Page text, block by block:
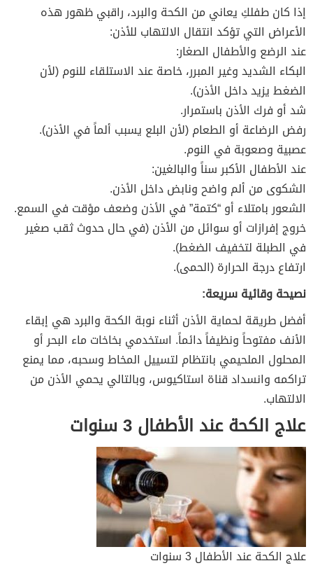
إذا كان طفلكِ يعاني من الكحة والبرد، راقبي ظهور هذه
الأعراض التي تؤكد انتقال الالتهاب للأذن:
عند الرضع والأطفال الصغار:
البكاء الشديد وغير المبرر، خاصة عند الاستلقاء للنوم (لأن
الضغط يزيد داخل الأذن).
شد أو فرك الأذن باستمرار.
رفض الرضاعة أو الطعام (لأن البلع يسبب ألماً في الأذن).
عصبية وصعوبة في النوم.
عند الأطفال الأكبر سناً والبالغين:
الشكوى من ألم واضح ونابض داخل الأذن.
الشعور بامتلاء أو “كتمة” في الأذن وضعف مؤقت في السمع.
خروج إفرازات أو سوائل من الأذن (في حال حدوث ثقب صغير
في الطبلة لتخفيف الضغط).
ارتفاع درجة الحرارة (الحمى).
نصيحة وقائية سريعة:
أفضل طريقة لحماية الأذن أثناء نوبة الكحة والبرد هي إبقاء
الأنف مفتوحاً ونظيفاً دائماً. استخدمي بخاخات ماء البحر أو
المحلول الملحيمي بانتظام لتسييل المخاط وسحبه، مما يمنع
تراكمه وانسداد قناة استاكيوس، وبالتالي يحمي الأذن من
الالتهاب.
علاج الكحة عند الأطفال 3 سنوات
علاج الكحة عند الأطفال 3 سنوات